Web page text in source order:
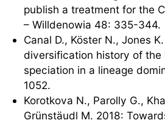
publish a treatment for the
– Willdenowia 48: 335-344.
Canal D., Köster N., Jones
diversification history of the
speciation in a lineage
1052.
Korotkova N., Parolly G.,
Grünstäudl M. 2018: